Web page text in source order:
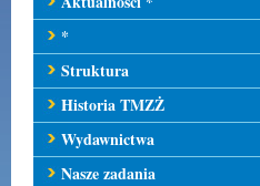
*
Struktura
Historia TMZŻ
Wydawnictwa
Nasze zadania